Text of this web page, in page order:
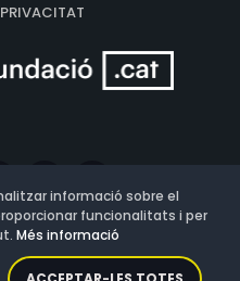
informació sobre el
funcionalitats i per
Més informació